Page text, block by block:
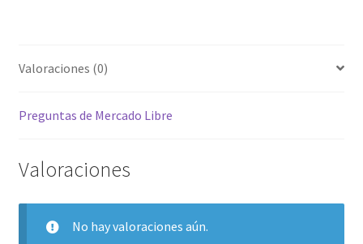
Valoraciones (0)
Preguntas de Mercado Libre
Valoraciones
No hay valoraciones aún.